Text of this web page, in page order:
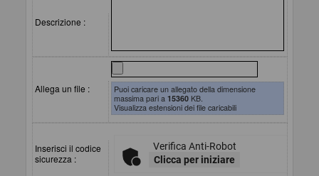
Descrizione :
Allega un file :
Puoi caricare un allegato della dimensione
massima pari a15360 KB.
Visualizza estensioni dei file caricabili
Inserisci il codice
sicurezza :
Verifica Anti-Robot
Clicca per iniziare